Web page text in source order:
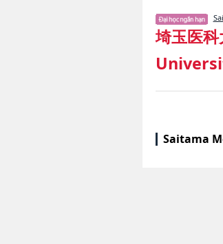
埼玉医
Saitama